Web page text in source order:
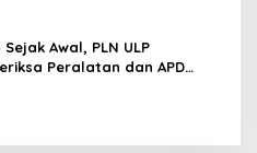
Awal, PLN ULP
Peralatan dan APD
Rutin